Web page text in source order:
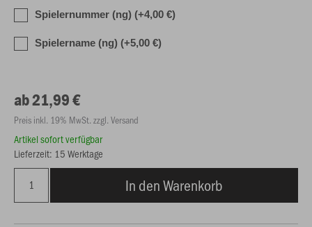
Spielernummer (ng) (+4,00 €)
Spielername (ng) (+5,00 €)
ab 21,99 €
Preis inkl. 19% MwSt. zzgl. Versand
Artikel sofort verfügbar
Lieferzeit: 15 Werktage
In den Warenkorb